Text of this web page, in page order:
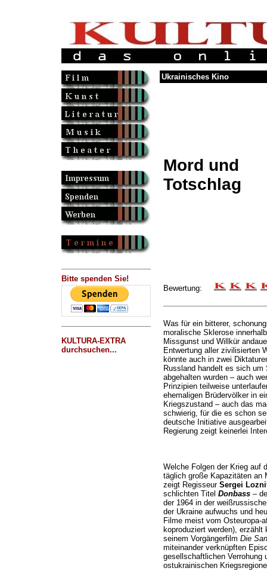
Bitte spenden Sie!
KULTURA-EXTRA
durchsuchen...
Ukrainisches Kino
Mord und
Totschlag
Bewertung:
Was für ein bitterer,
moralische Sklerose
Missgunst und Willkür
Entwertung aller zivilisierten
könnte auch in zwei
Russland handelt es sich
abgehalten wurden – auch
Prinzipien teilweise
ehemaligen Brüdervölker in
Kriegszustand – auch das
schwierig, für die es schon
deutsche Initiative
Regierung zeigt keinerlei
Welche Folgen der Krieg auf
täglich große Kapazitäten an
zeigt Regisseur Sergei
schlichten Titel Donbass–
der 1964 in der
der Ukraine aufwuchs und
Filme meist vom Osteuropa-
koproduziert werden),
seinem Vorgängerfilm Die
miteinander verknüpften
gesellschaftlichen Verrohung
ostukrainischen